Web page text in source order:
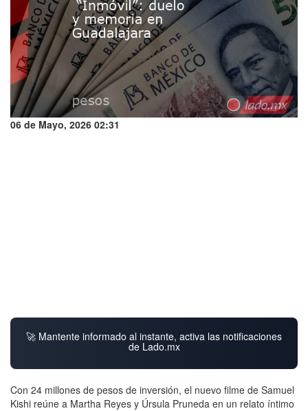
06 de Mayo, 2026 02:31
🚀 Mantente informado al instante, activa las notificaciones
de Lado.mx
Con 24 millones de pesos de inversión, el nuevo filme de Samuel
Kishi reúne a Martha Reyes y Úrsula Pruneda en un relato íntimo